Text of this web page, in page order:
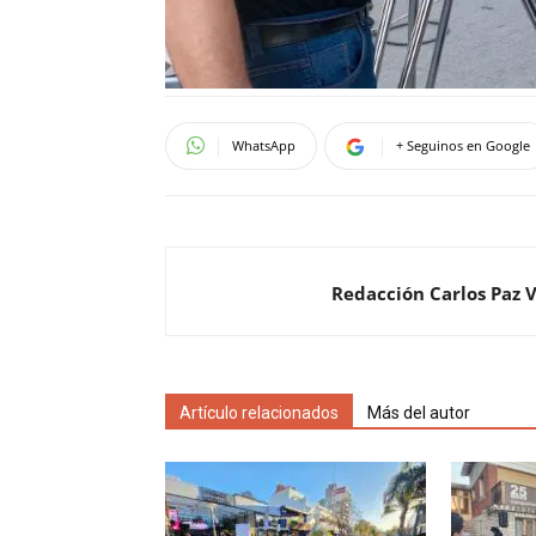
WhatsApp + Seguinos en Google
Redacción Carlos Paz
Artículo relacionados Más del autor